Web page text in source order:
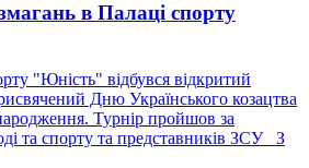
в Палаці спорту
"Юність" відбувся відкритий
Дню Українського козацтва
Турнір пройшов за
та спорту та представників ЗСУ З